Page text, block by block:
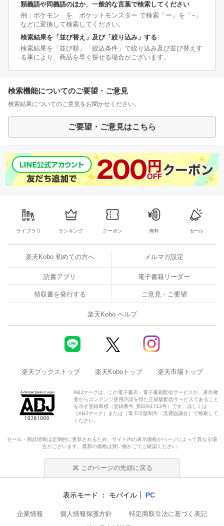
類義語や同義語のほか、一般的な言葉で検索してください
例：ポケモン を ポケットモンスター で検索「ー」を「−」
などに変換して検索してください。
検索結果を「並び替え」及び「絞り込み」する
検索結果を「並び順」「絞込条件」で絞り込み及び並び替えす
る事により、商品を早く探せる場合がございます。
検索機能についてのご要望・ご意見
検索結果についてのご意見をお聞かせください。
ご要望・ご意見はこちら
ライブラリ ランキング クーポン 無料 セール
楽天Kobo 初めての方へ メルマガ設定
読書アプリ 電子書籍リーダー
領収書を発行する ご意見・ご要望
楽天Kobo ヘルプ
楽天ブックストップ 楽天Koboトップ 楽天市場トップ
ABJマークは、この電子書店・電子書籍配信サービスが、著作権
者からコンテンツ使用許諾を得た正規版配信サービスであること
を示す登録商標（登録番号 第6091713号）です。詳しくは
［ABJマーク］または［電子出版制作・流通協議会］で検索して
ください。
セール・商品情報は定期的に更新されるため、サイト内の表示価格がページによって異なる場
合がございます。最新の価格は買い物かごでご確認ください。
このページの先頭に戻る
表示モード モバイル PC
企業情報 個人情報保護方針
特定商取引法に基づく表記